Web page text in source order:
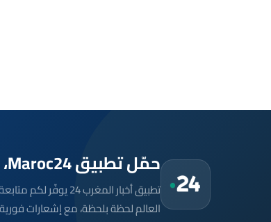
حمّل تطبيق Maroc24، أخبار المغرب تصلك أولاً
تطبيق أخبار المغرب
العالم لحظة بلحظة، مع إشعارات